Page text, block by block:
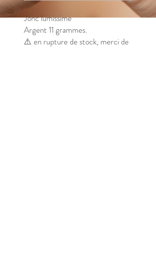
Jonc lumissime
Argent 11 grammes.
⚠️ en rupture de stock, merci de